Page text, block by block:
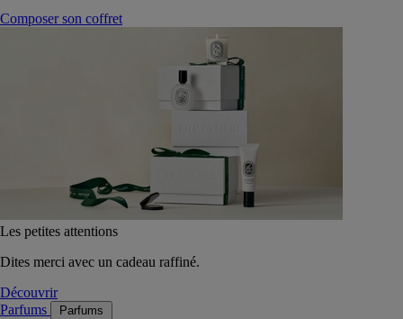
Composer son coffret
Les petites attentions
Dites merci avec un cadeau raffiné.
Découvrir
Parfums
Parfums